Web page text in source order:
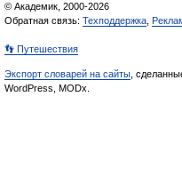
© Академик, 2000-2026
Обратная связь: Техподдержка
👣 Путешествия
Экспорт словарей на сайты ,
WordPress, MODx.